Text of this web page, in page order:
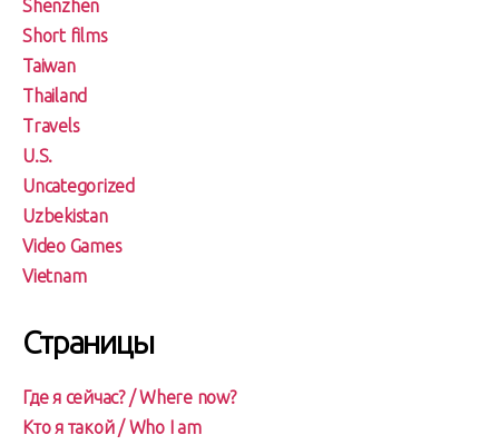
Shenzhen
Short films
Taiwan
Thailand
Travels
U.S.
Uncategorized
Uzbekistan
Video Games
Vietnam
Страницы
Где я сейчас? / Where now?
Кто я такой / Who I am